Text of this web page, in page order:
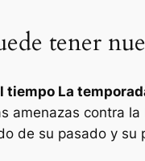
tener
tiempo La
amenazas contra
de su pasado y su